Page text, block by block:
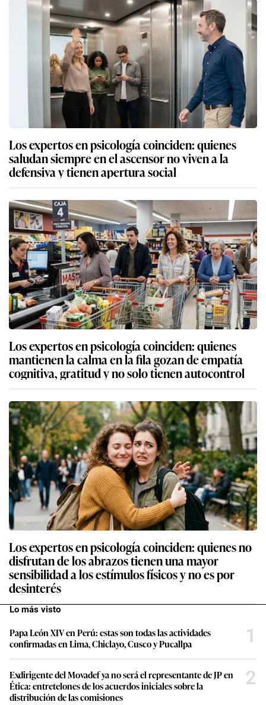
Los expertos en psicología coinciden: quienes
saludan siempre en el ascensor no viven a la
defensiva y tienen apertura social
Los expertos en psicología coinciden: quienes
mantienen la calma en la fila gozan de empatía
cognitiva, gratitud y no solo tienen autocontrol
Los expertos en psicología coinciden: quienes no
disfrutan de los abrazos tienen una mayor
sensibilidad a los estímulos físicos y no es por
desinterés
Lo más visto
Papa León XIV en Perú: estas son todas las actividades
confirmadas en Lima, Chiclayo, Cusco y Pucallpa
1
Exdirigente del Movadef ya no será el representante de JP en
Ética: entretelones de los acuerdos iniciales sobre la
distribución de las comisiones
2